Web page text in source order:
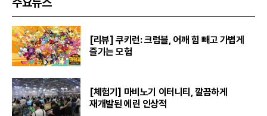
[리뷰] 쿠키런: 크럼블, 어깨 힘 빼고 가볍게
즐기는 모험
[체험기] 마비노기 이터니티, 깔끔하게
재개발된 에린 인상적